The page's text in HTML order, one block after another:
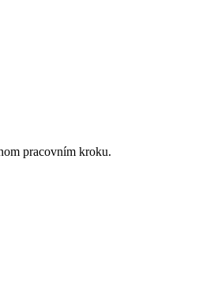
pracovním kroku.